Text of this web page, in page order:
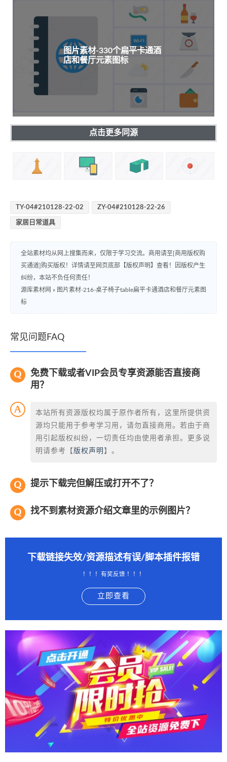
图片素材-330个扁平卡通酒
店和餐厅元素图标
点击更多同源
TY-04#210128-22-02 ZY-04#210128-22-26
家居日常道具
全站素材均从网上搜集而来，仅限于学习交流。商用请至[商用版权购
买通道]购买版权！详情请至网页底部【版权声明】查看！因版权产生
纠纷，本站不负任何责任！
源库素材网 » 图片素材-216-桌子椅子table扁平卡通酒店和餐厅元素图
标
常见问题FAQ
免费下载或者VIP会员专享资源能否直接商
用？
本站所有资源版权均属于原作者所有，这里所提供资
源均只能用于参考学习用，请勿直接商用。若由于商
用引起版权纠纷，一切责任均由使用者承担。更多说
明请参考【 版权声明 】。
提示下载完但解压或打开不了？
找不到素材资源介绍文章里的示例图片？
下载链接失效/资源描述有误/脚本插件报错
！！！有奖反馈 ！！！
立即查看